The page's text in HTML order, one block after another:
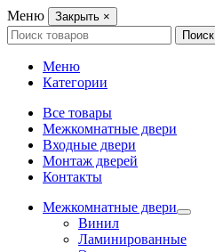
Меню Закрыть ×
Search
for:
Поиск
Меню
Категории
Все товары
Межкомнатные двери
Входные двери
Монтаж дверей
Контакты
Межкомнатные двери
Винил
Ламинированные